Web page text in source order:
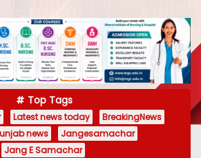
Top Tags
Latest news today
BreakingNews
news
Jangesamachar
Jang E Samachar